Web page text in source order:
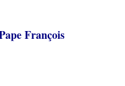
François